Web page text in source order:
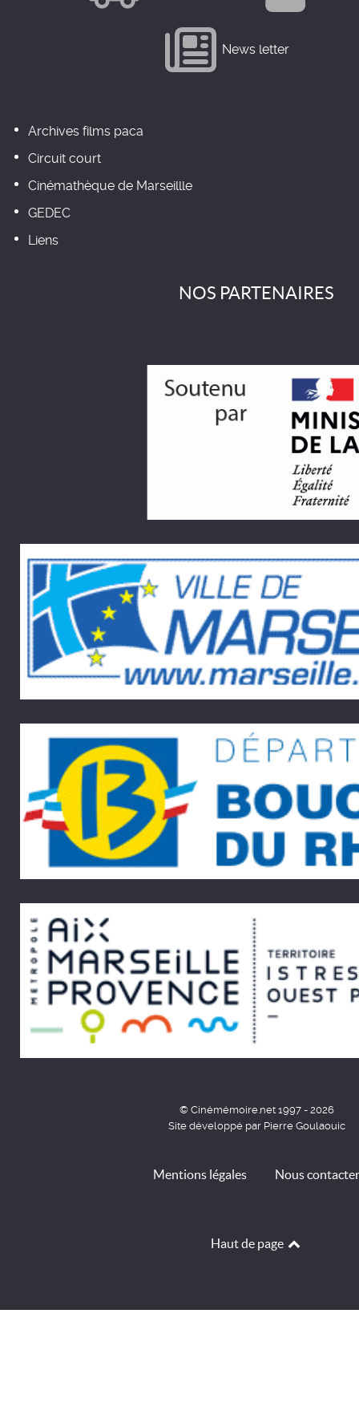
News letter
Archives films paca
Circuit court
Cinémathèque de Marseillle
GEDEC
Liens
NOS PARTENAIRES
© Cinémémoire.net 1997 - 2026
Site développé par Pierre Goulaouic
Mentions légales Nous contacter
Haut de page